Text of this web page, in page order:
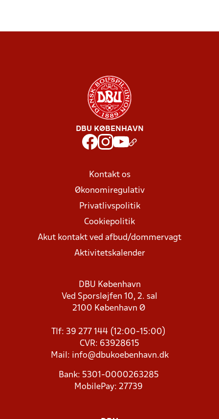
DBU KØBENHAVN
Kontakt os
Økonomiregulativ
Privatlivspolitik
Cookiepolitik
Akut kontakt ved afbud/dommervagt
Aktivitetskalender
DBU København
Ved Sporsløjfen 10, 2. sal
2100 København Ø
Tlf: 39 277 144 (12:00-15:00)
CVR: 63928615
Mail: info@dbukoebenhavn.dk
Bank: 5301-0000263285
MobilePay: 27739